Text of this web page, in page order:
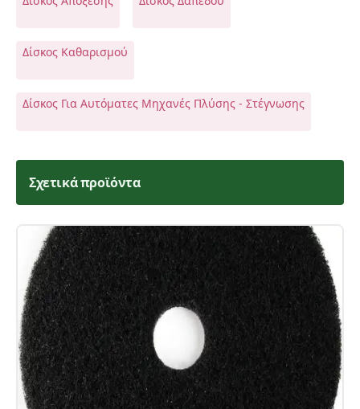
Δίσκος Καθαρισμού
Δίσκος Για Αυτόματες Μηχανές Πλύσης - Στέγνωσης
Σχετικά προϊόντα